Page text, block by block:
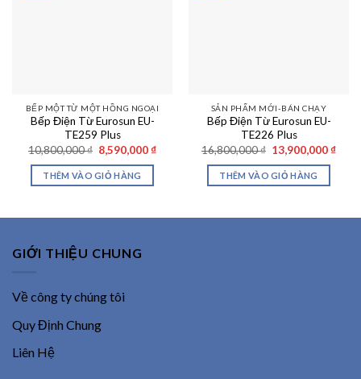
BẾP MỘT TỪ MỘT HỒNG NGOẠI
Bếp Điện Từ Eurosun EU-
TE259 Plus
10,800,000₫ Giá
gốc
là:
10,800,000 ₫.
8,590,000 ₫Giá
THÊM VÀO GIỎ HÀNG
SẢN PHẨM MỚI-BÁN CHẠY
Bếp Điện Từ Eurosun EU-
TE226 Plus
16,800,000₫ Giá
gốc
là:
16,800,000 ₫.
13,900,000 ₫Giá
THÊM VÀO GIỎ HÀNG
GIỚI THIỆU CHUNG
Về công ty chúng tôi
Quy Định Chung
Liên Hệ